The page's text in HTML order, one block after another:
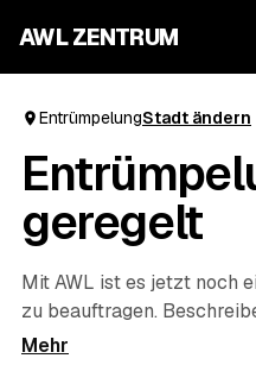
AWL ZENTRUM
EntrümpelungStadt ändern
geregelt
Mit AWL ist es jetzt noch
zu beauftragen.
raus soll, und erhalte